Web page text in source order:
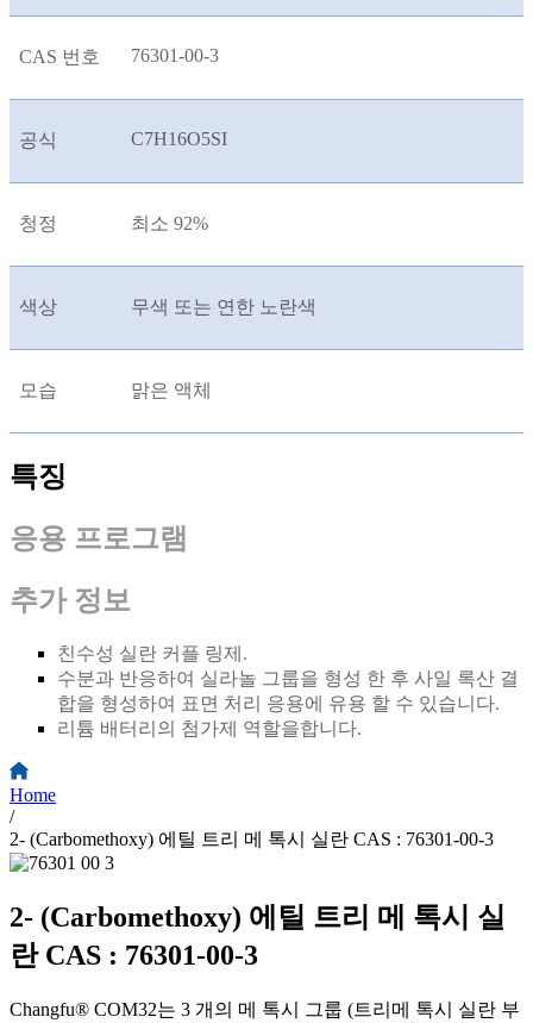
CAS 번호 76301-00-3
공식 C7H16O5SI
청정 최소 92%
색상 무색 또는 연한 노란색
모습 맑은 액체
특징
응용 프로그램
추가 정보
친수성 실란 커플 링제.
수분과 반응하여 실라놀 그룹을 형성 한 후 사일 록산 결
합을 형성하여 표면 처리 응용에 유용 할 수 있습니다.
리튬 배터리의 첨가제 역할을합니다.
Home
/
2- (Carbomethoxy) 에틸 트리 메 톡시 실란 CAS : 76301-00-3
2- (Carbomethoxy) 에틸 트리 메 톡시 실
란 CAS : 76301-00-3
Changfu® COM32는 3 개의 메 톡시 그룹 (트리메 톡시 실란 부